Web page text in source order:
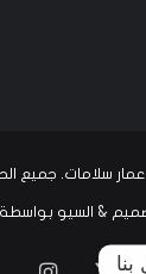
سلامات. جميع
& السيو بواسطة